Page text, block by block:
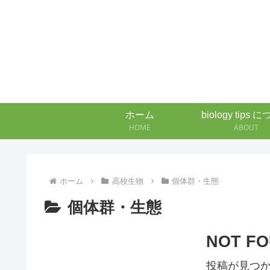
ホーム
HOME
biology tips に
ABOUT
ホーム 高校生物 個体群・生態
個体群・生態
NOT
投稿が見つ